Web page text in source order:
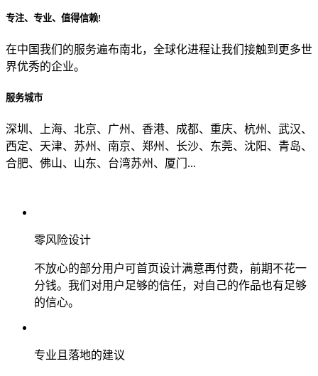
专注、专业、值得信赖!
在中国我们的服务遍布南北，全球化进程让我们接触到更多世
界优秀的企业。
服务城市
深圳、上海、北京、广州、香港、成都、重庆、杭州、武汉、
西定、天津、苏州、南京、郑州、长沙、东莞、沈阳、青岛、
合肥、佛山、山东、台湾苏州、厦门...
零风险设计
不放心的部分用户可首页设计满意再付费，前期不花一
分钱。我们对用户足够的信任，对自己的作品也有足够
的信心。
专业且落地的建议